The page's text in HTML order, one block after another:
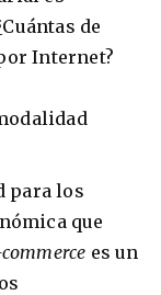
de
Internet?
para los
que
es un